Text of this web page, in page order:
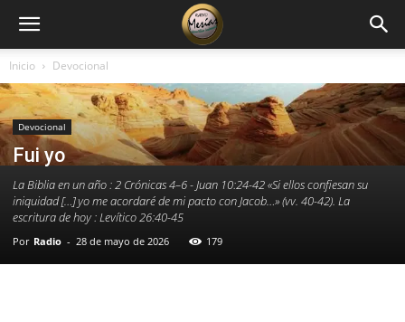
Inicio Devocional
Devocional
Fui yo
La Biblia en un año : 2 Crónicas 4–6 - Juan 10:24-42 «Si ellos confiesan su
iniquidad […] yo me acordaré de mi pacto con Jacob…» (vv. 40-42). La
escritura de hoy : Levítico 26:40-45
Por Radio - 28 de mayo de 2026 179